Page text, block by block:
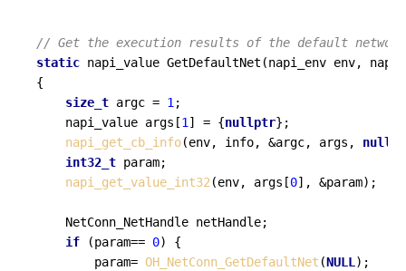
// Get the execution results of the default
static napi_value GetDefaultNet (napi_env env,
{
size_t argc = 1 ;
    napi_value args[
1 ] = {nullptr};
napi_get_cb_info(env, info, &argc, args,
int32_t param;
napi_get_value_int32 (env, args[0], &param);
    NetConn_NetHandle netHandle;
if (param== 0) {
        param=
OH_NetConn_GetDefaultNet (NULL );